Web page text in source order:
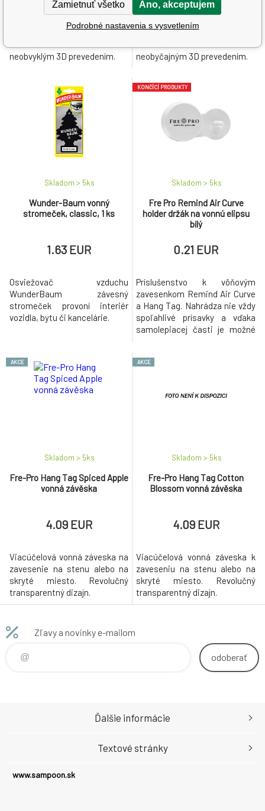
4.13 EUR
neobvyklým 3D prevedením.
4.13 EUR
neobyčajným 3D prevedením.
Wunder-Baum vonný
stromeček, classic, 1 ks
Skladom > 5ks
1.63 EUR
Osviežovač vzduchu
WunderBaum závesný
stromeček provoní interiér
vozidla, bytu či kancelárie.
KONČÍCÍ PRODUKTY
Fre Pro Remind Air Curve
holder držák na vonnú elipsu
bílý
Skladom > 5ks
0.21 EUR
Príslušenstvo k vôňovým
zavesenkom Remind Air Curve
a Hang Tag. Nahrádza nie vždy
spoľahlivé prísavky a vďaka
samolepiacej časti je možné
bežných menších priestorov,
apod. Výhodou je možnosť
AKCE
Fre-Pro Hang Tag Spiced Apple
vonná závěska
Skladom > 5ks
4.09 EUR
Viacúčelová vonná záveska na
zavesenie na stenu alebo na
skryté miesto. Revolučný
transparentný dizajn.
AKCE
Fre-Pro Hang Tag Cotton
Blossom vonná závěska
Skladom > 5ks
4.09 EUR
Viacúčelová vonná záveska k
zaveseniu na stenu alebo na
skryté miesto. Revolučný
transparentný dizajn.
Zľavy a novinky e-mailom
odoberať
www.sampoon.sk
Ďalšie informácie
Textové stránky
Zamietnuť všetko Áno, akceptujem
Podrobné nastavenia s vysvetlením